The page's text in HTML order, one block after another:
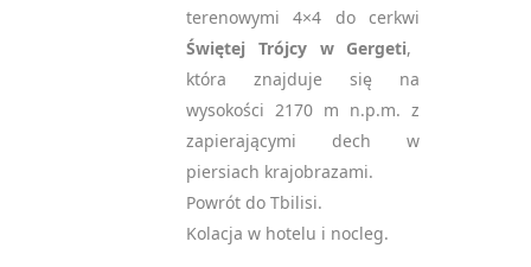
terenowymi 4×4 do cerkwi
Świętej Trójcy w Gergeti,
która znajduje się na
wysokości 2170 m n.p.m. z
zapierającymi dech w
piersiach krajobrazami.
Powrót do Tbilisi.
Kolacja w hotelu i nocleg.